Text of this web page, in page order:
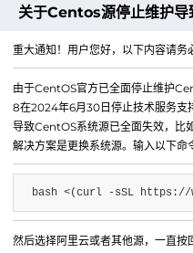
关于Centos源停止维护导
重大通知！用户您好，以下内容请务
由于CentOS官方已全面停止维护
8在2024年6月30日停止技术服务支
导致CentOS系统源已全面失效，比
解决方案是更换系统源。输入以下命
bash <(curl -sSL https://
然后选择阿里云或者其他源，一直